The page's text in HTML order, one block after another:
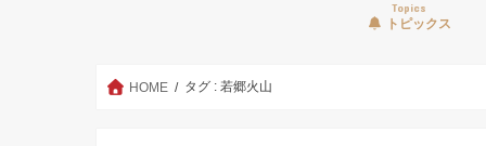
Topics
トピックス
HOME タグ : 若郷火山